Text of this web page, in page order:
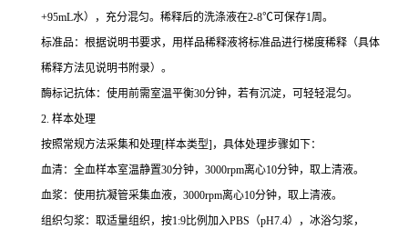
+95mL水），充分混匀。稀释后的洗涤液在2-8℃可保存1周。
标准品：根据说明书要求，用样品稀释液将标准品进行梯度稀释（具体
稀释方法见说明书附录）。
酶标记抗体：使用前需室温平衡30分钟，若有沉淀，可轻轻混匀。
2. 样本处理
按照常规方法采集和处理[样本类型]，具体处理步骤如下：
血清：全血样本室温静置30分钟，3000rpm离心10分钟，取上清液。
血浆：使用抗凝管采集血液，3000rpm离心10分钟，取上清液。
组织匀浆：取适量组织，按1:9比例加入PBS（pH7.4），冰浴匀浆，